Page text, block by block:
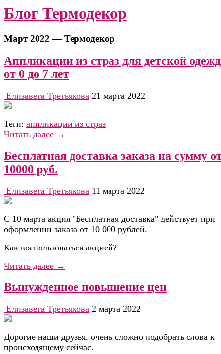
Блог Термодекор
Март 2022 — Термодекор
Аппликации из страз для детской
от 0 до 7 лет
Елизавета Третьякова 21 марта 2022
Теги: аппликации из страз
Читать далее →
Бесплатная доставка заказа на сумму
10000 руб.
Елизавета Третьякова 11 марта 2022
С 10 марта акция "Бесплатная доставка" действует при
оформлении заказа от 10 000 рублей.
Как воспользоваться акцией?
Читать далее →
Вынужденное повышение цен
Елизавета Третьякова 2 марта 2022
Дорогие наши друзья, очень сложно подобрать слова к
происходящему сейчас.